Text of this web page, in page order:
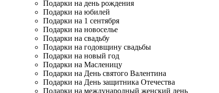
Подарки на день рождения
Подарки на юбилей
Подарки на 1 сентября
Подарки на новоселье
Подарки на свадьбу
Подарки на годовщину свадьбы
Подарки на новый год
Подарки на Масленицу
Подарки на День святого Валентина
Подарки на День защитника Отечества
Подарки на международный женский день